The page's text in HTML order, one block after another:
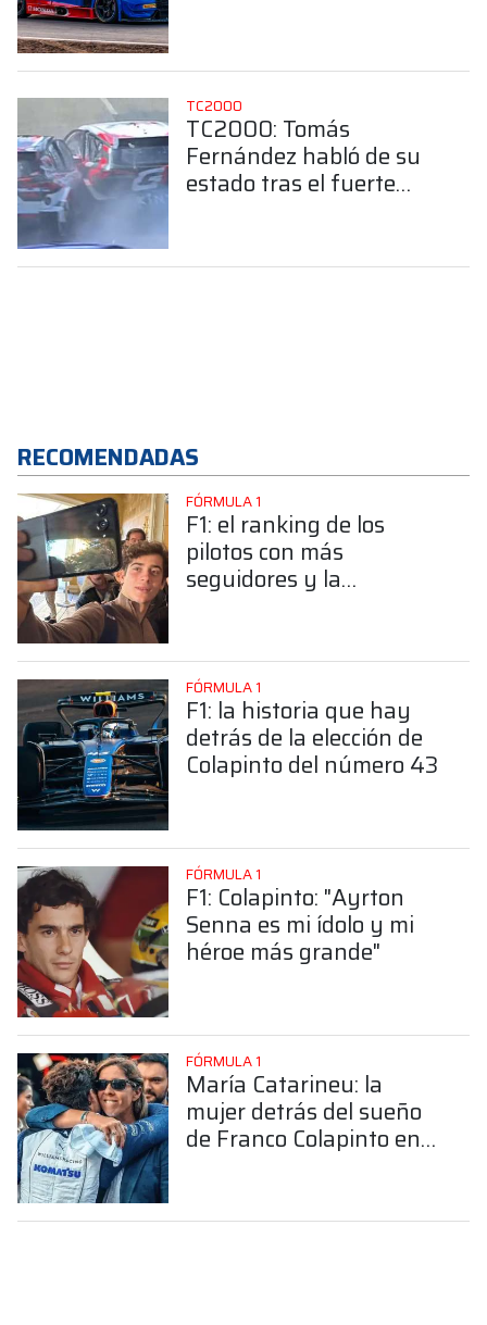
TC2000
TC2000: Tomás
Fernández habló de su
estado tras el fuerte
RECOMENDADAS
FÓRMULA 1
F1: el ranking de los
pilotos con más
seguidores y la
FÓRMULA 1
F1: la historia que hay
detrás de la elección de
Colapinto del número 43
FÓRMULA 1
F1: Colapinto: "Ayrton
Senna es mi ídolo y mi
héroe más grande"
FÓRMULA 1
María Catarineu: la
mujer detrás del sueño
de Franco Colapinto en